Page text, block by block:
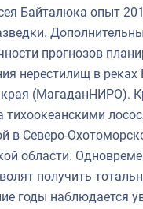
Байталюка опыт
прогнозов
нерестилищ в
края (МагаданНИРО).
в Северо-
области.
получить
годы наблюдается